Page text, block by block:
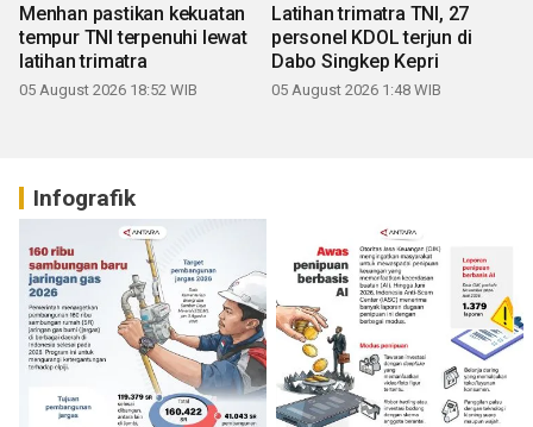
Menhan pastikan kekuatan
tempur TNI terpenuhi lewat
latihan trimatra
05 August 2026 18:52 WIB
Latihan trimatra TNI, 27
personel KDOL terjun di
Dabo Singkep Kepri
05 August 2026 1:48 WIB
Infografik